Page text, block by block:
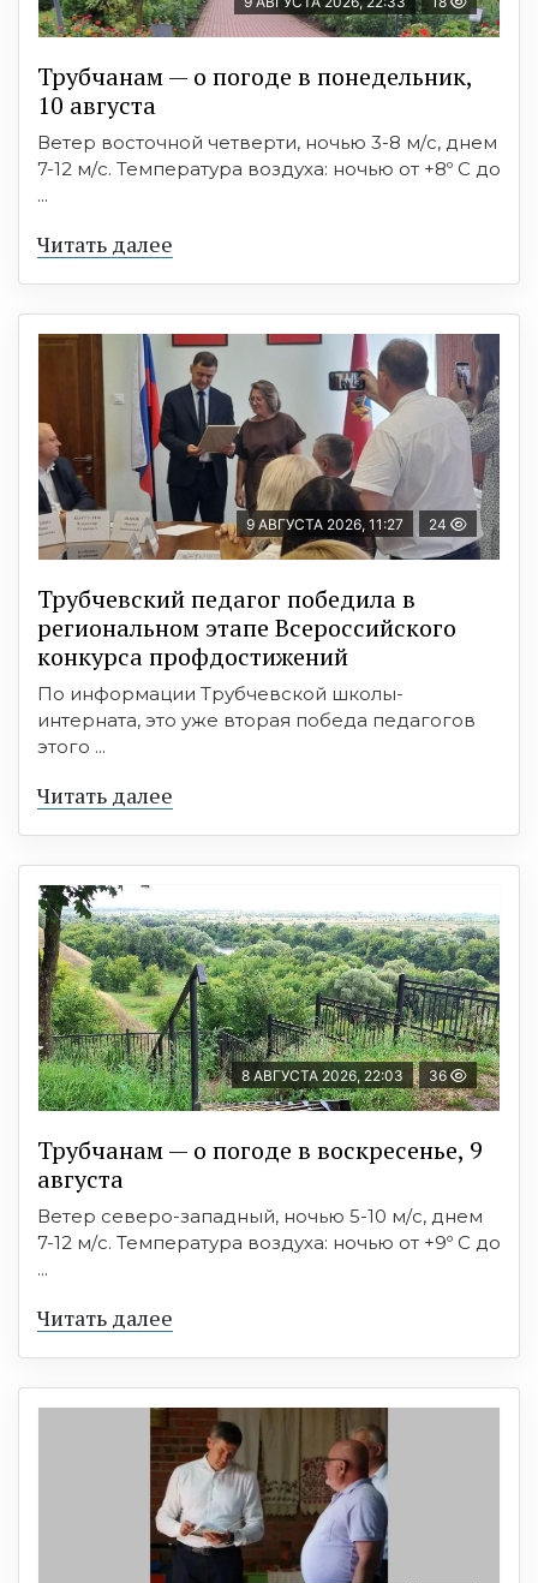
Трубчанам — о погоде в понедельник,
10 августа
Ветер восточной четверти, ночью 3-8 м/с, днем
7-12 м/с. Температура воздуха: ночью от +8º C до
...
Читать далее
9 АВГУСТА 2026, 11:27 24
Трубчевский педагог победила в
региональном этапе Всероссийского
конкурса профдостижений
По информации Трубчевской школы-
интерната, это уже вторая победа педагогов
этого ...
Читать далее
8 АВГУСТА 2026, 22:03 36
Трубчанам — о погоде в воскресенье, 9
августа
Ветер северо-западный, ночью 5-10 м/с, днем
7-12 м/с. Температура воздуха: ночью от +9º C до
...
Читать далее